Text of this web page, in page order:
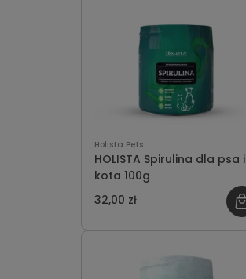
Holista Pets
HOLISTA Spirulina dla psa i
kota 100g
32,00 zł